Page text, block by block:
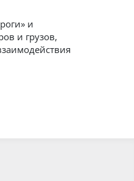
и
и грузов,